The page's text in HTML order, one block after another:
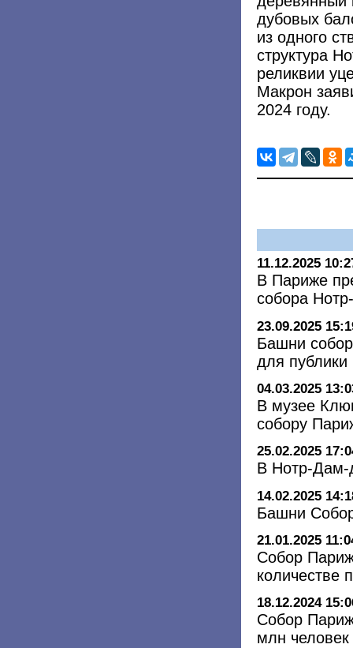
дубовых
из одного
структура
реликвии
Макрон
2024 году.
11.12.2025
В Париже
собора
23.09.2025
Башни
для
04.03.2025
В музее
собору
25.02.2025
В Нотр-Дам-
14.02.2025
Башни
21.01.2025
Собор
количестве
18.12.2024
Собор
млн